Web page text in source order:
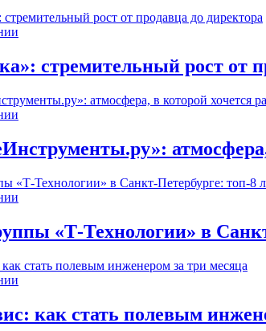
стремительный рост от
атмосфера,
«Т-Технологии» в
как стать полевым